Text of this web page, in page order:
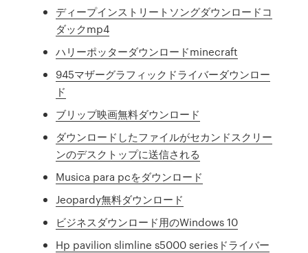
ディープインストリートソングダウンロードコ
ダックmp4
ハリーポッターダウンロードminecraft
945マザーグラフィックドライバーダウンロー
ド
ブリップ映画無料ダウンロード
ダウンロードしたファイルがセカンドスクリー
ンのデスクトップに送信される
Musica para pcをダウンロード
Jeopardy無料ダウンロード
ビジネスダウンロード用のWindows 10
Hp pavilion slimline s5000 seriesドライバー